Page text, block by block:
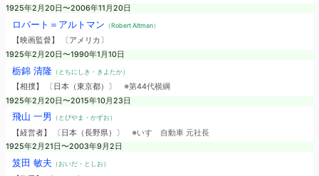
1925年2月20日〜2006年11月20日
ロバート＝アルトマン （Robert Altman）
【映画監督】 〔アメリカ〕
1925年2月20日〜1990年1月10日
栃錦 清隆（とちにしき・きよたか）
【相撲】 〔日本（東京都）〕 ※第44代横綱
1925年2月20日〜2015年10月23日
飛山 一男 （とびやま・かずお）
【経営者】 〔日本（長野県）〕 ※いすゞ自動車 元社長
1925年2月21日〜2003年9月2日
笈田 敏夫 （おいだ・としお）